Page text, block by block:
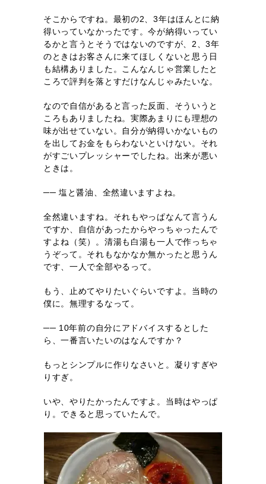
そこからですね。最初の2、3年はほんとに納
得いっていなかったです。今が納得いってい
るかと言うとそうではないのですが、2、3年
のときはお客さんに来てほしくないと思う日
も結構ありました。こんなんじゃ営業したと
ころで評判を落とすだけなんじゃみたいな。
なので自信があると言った反面、そういうと
ころもありましたね。実際あまりにも理想の
味が出せていない。自分が納得いかないもの
を出してお金をもらわないといけない。それ
がすごいプレッシャーでしたね。出来が悪い
ときは。
── 塩と醤油、全然違いますよね。
全然違いますね。それもやっぱなんて言うん
ですか、自信があったからやっちゃったんで
すよね（笑）。清湯も白湯も一人で作っちゃ
うぞって。それもなかなか無かったと思うん
です、一人で全部やるって。
もう、止めてやりたいぐらいですよ。当時の
僕に。無理するなって。
── 10年前の自分にアドバイスするとした
ら、一番言いたいのはなんですか？
もっとシンプルに作りなさいと。凝りすぎや
りすぎ。
いや、やりたかったんですよ。当時はやっぱ
り。できると思っていたんで。